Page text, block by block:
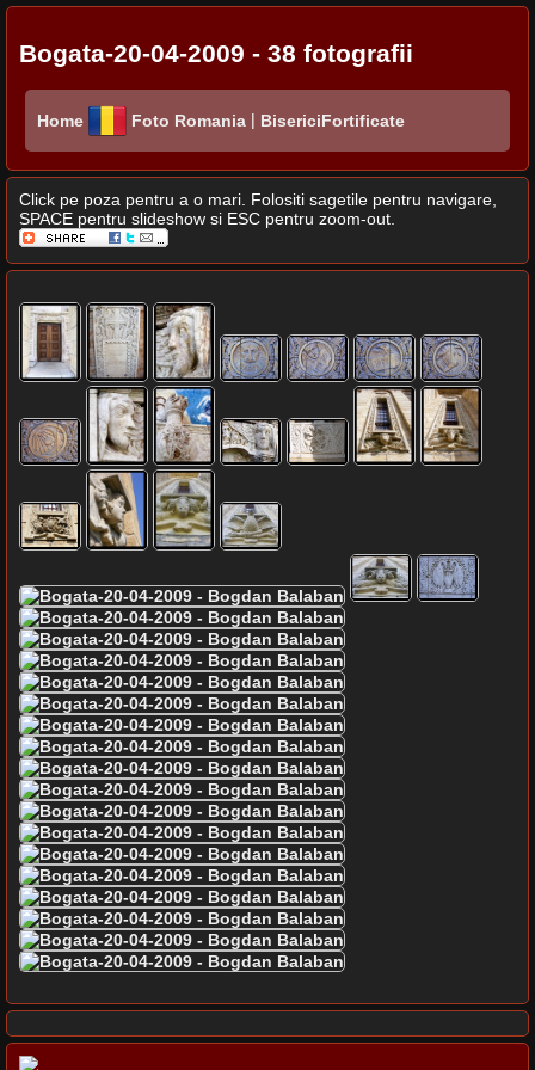
Bogata-20-04-2009 - 38 fotografii
Home Foto Romania | BisericiFortificate
Click pe poza pentru a o mari. Folositi sagetile pentru navigare,
SPACE pentru slideshow si ESC pentru zoom-out.